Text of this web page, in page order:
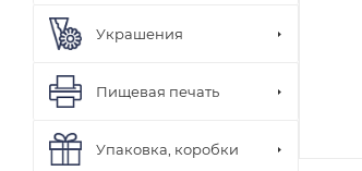
Украшения
Пищевая печать
Упаковка, коробки